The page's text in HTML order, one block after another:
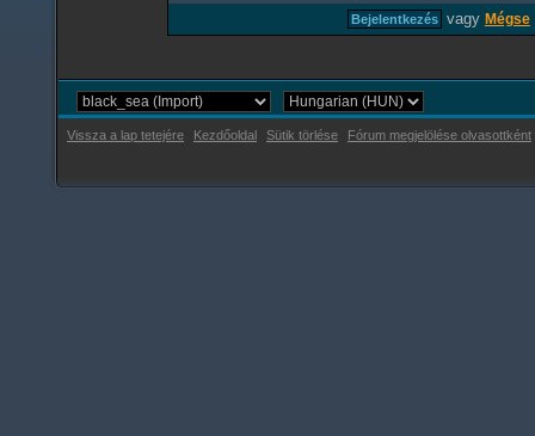
vagy Mégse
Vissza a lap tetejére Kezdőoldal Sütik törlése Fórum megjelölése olvasottként